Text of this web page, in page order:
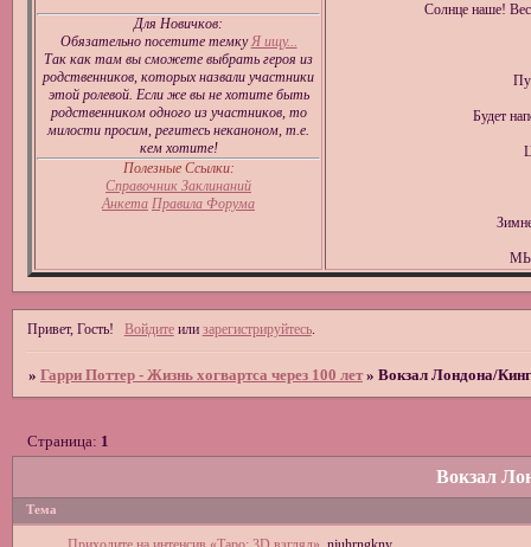
Для Новичков:
Обязательно посетите темкуЯ ищу...
Так как там вы сможете выбрать героя из
родственников, которых назвали участники
этой ролевой. Если же вы не хотите быть
родственником одного из участников, то
милости просим, регитесь неканоном, т.е.
кем хотите!
Полезные Ссылки:
Справочник Заклинаний
Анкета Правила Форума
Солнце наше!
Будет
Привет, Гость! Войдитеили зарегистрируйтесь.
» Гарри Поттер - Жизнь хогвартса через 100 лет » Вокзал Лондона/
Вокзал
Страница: 1
Тема